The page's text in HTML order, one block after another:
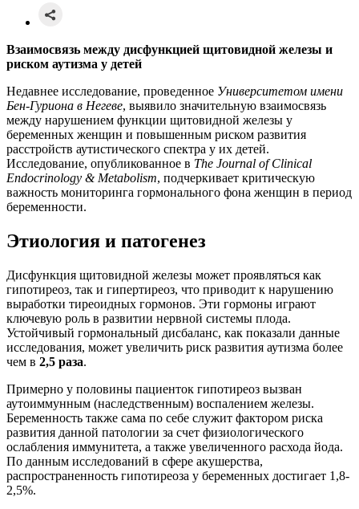
Взаимосвязь между дисфункцией щитовидной железы и
риском аутизма у детей
Недавнее исследование, проведенное Университетом имени
Бен-Гуриона в Негеве, выявило значительную взаимосвязь
между нарушением функции щитовидной железы у
беременных женщин и повышенным риском развития
расстройств аутистического спектра у их детей.
Исследование, опубликованное в The Journal of Clinical
Endocrinology & Metabolism, подчеркивает критическую
важность мониторинга гормонального фона женщин в период
беременности.
Этиология и патогенез
Дисфункция щитовидной железы может проявляться как
гипотиреоз, так и гипертиреоз, что приводит к нарушению
выработки тиреоидных гормонов. Эти гормоны играют
ключевую роль в развитии нервной системы плода.
Устойчивый гормональный дисбаланс, как показали данные
исследования, может увеличить риск развития аутизма более
чем в 2,5 раза.
Примерно у половины пациенток гипотиреоз вызван
аутоиммунным (наследственным) воспалением железы.
Беременность также сама по себе служит фактором риска
развития данной патологии за счет физиологического
ослабления иммунитета, а также увеличенного расхода йода.
По данным исследований в сфере акушерства,
распространенность гипотиреоза у беременных достигает 1,8-
2,5%.